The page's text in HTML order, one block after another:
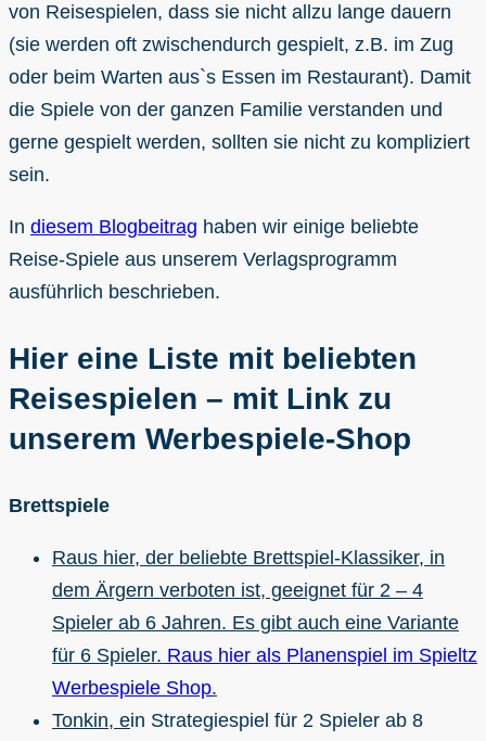
von Reisespielen, dass sie nicht allzu lange dauern
(sie werden oft zwischendurch gespielt, z.B. im Zug
oder beim Warten aus`s Essen im Restaurant). Damit
die Spiele von der ganzen Familie verstanden und
gerne gespielt werden, sollten sie nicht zu kompliziert
sein.
In diesem Blogbeitrag haben wir einige beliebte
Reise-Spiele aus unserem Verlagsprogramm
ausführlich beschrieben.
Hier eine Liste mit beliebten
Reisespielen – mit Link zu
unserem Werbespiele-Shop
Brettspiele
Raus hier, der beliebte Brettspiel-Klassiker, in
dem Ärgern verboten ist, geeignet für 2 – 4
Spieler ab 6 Jahren. Es gibt auch eine Variante
für 6 Spieler. Raus hier als Planenspiel im Spieltz
Werbespiele Shop.
Tonkin, ein Strategiespiel für 2 Spieler ab 8